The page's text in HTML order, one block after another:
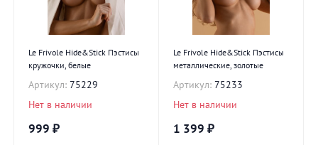
Le Frivole Hide&Stick Пэстисы
кружочки, белые
Артикул: 75229
Нет в наличии
999 ₽
Le Frivole Hide&Stick Пэстисы
металлические, золотые
Артикул: 75233
Нет в наличии
1 399 ₽